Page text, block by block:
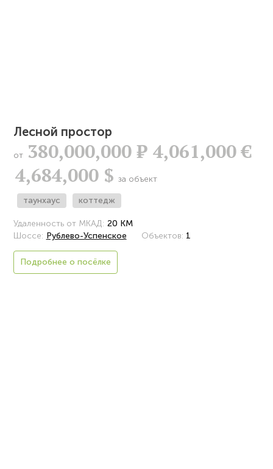
Лесной простор
от 380,000,000Р 4,061,000 €
4,684,000 $ за объект
таунхаус коттедж
Удаленность от МКАД: 20 КМ
Шоссе: Рублево-Успенское Объектов: 1
Подробнее о посёлке